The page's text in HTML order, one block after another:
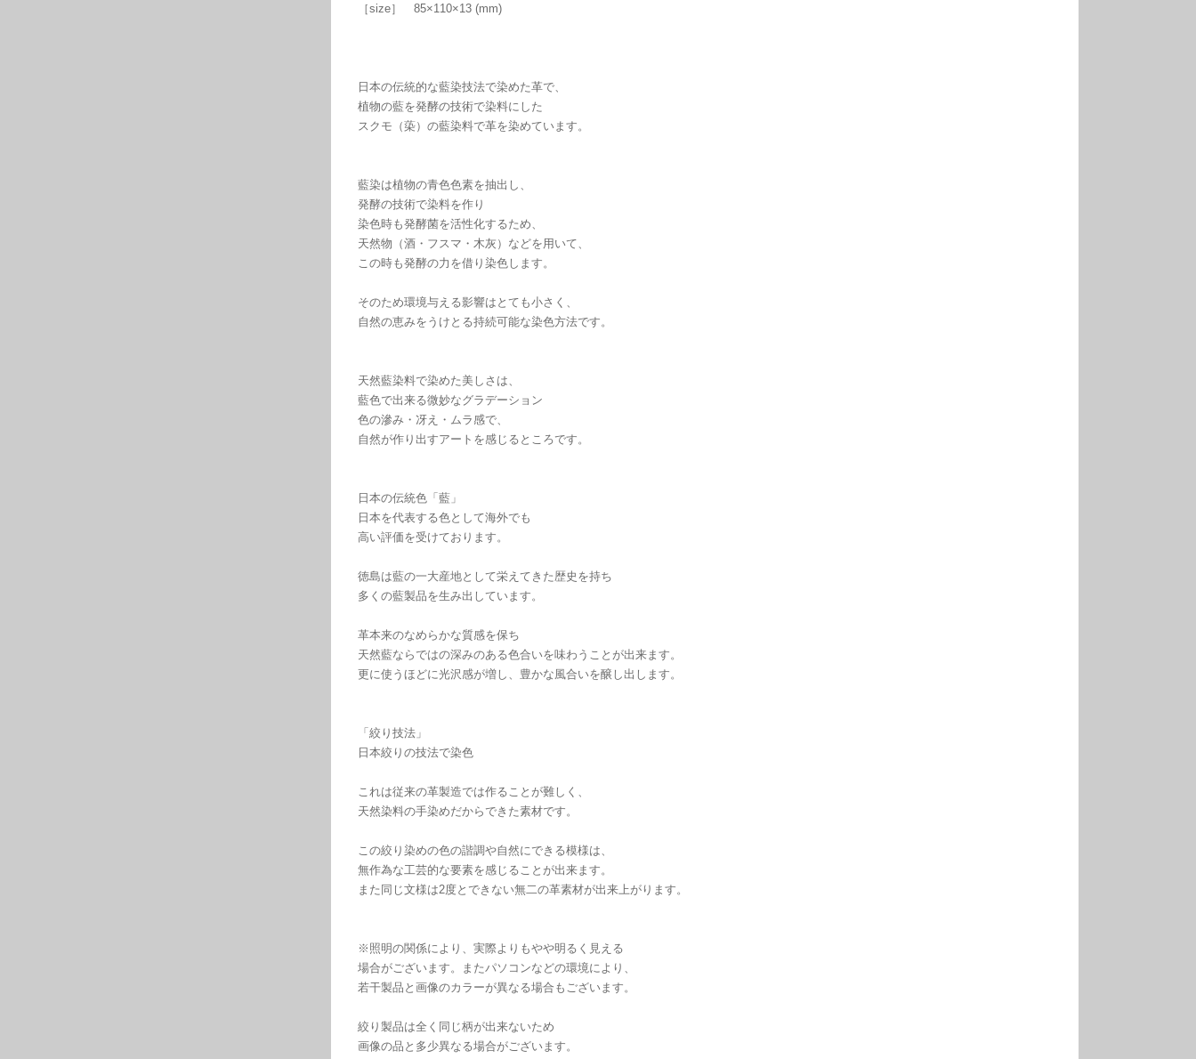
［size］ 85×110×13 (mm)
日本の伝統的な藍染技法で染めた革で、
植物の藍を発酵の技術で染料にした
スクモ（蒅）の藍染料で革を染めています。
藍染は植物の青色色素を抽出し、
発酵の技術で染料を作り
染色時も発酵菌を活性化するため、
天然物（酒・フスマ・木灰）などを用いて、
この時も発酵の力を借り染色します。
そのため環境与える影響はとても小さく、
自然の恵みをうけとる持続可能な染色方法です。
天然藍染料で染めた美しさは、
藍色で出来る微妙なグラデーション
色の滲み・冴え・ムラ感で、
自然が作り出すアートを感じるところです。
日本の伝統色「藍」
日本を代表する色として海外でも
高い評価を受けております。
徳島は藍の一大産地として栄えてきた歴史を持ち
多くの藍製品を生み出しています。
革本来のなめらかな質感を保ち
天然藍ならではの深みのある色合いを味わうことが出来ます。
更に使うほどに光沢感が増し、豊かな風合いを醸し出します。
「絞り技法」
日本絞りの技法で染色
これは従来の革製造では作ることが難しく、
天然染料の手染めだからできた素材です。
この絞り染めの色の諧調や自然にできる模様は、
無作為な工芸的な要素を感じることが出来ます。
また同じ文様は2度とできない無二の革素材が出来上がります。
※照明の関係により、実際よりもやや明るく見える
場合がございます。またパソコンなどの環境により、
若干製品と画像のカラーが異なる場合もございます。
絞り製品は全く同じ柄が出来ないため
画像の品と多少異なる場合がございます。